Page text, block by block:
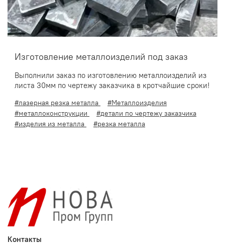
Изготовление металлоизделий под заказ
Выполнили заказ по изготовлению металлоизделий из
листа 30мм по чертежу заказчика в кротчайшие сроки!
#лазерная резка металла
#Металлоизделия
#металлоконструкции
#детали по чертежу заказчика
#изделия из металла
#резка металла
Контакты